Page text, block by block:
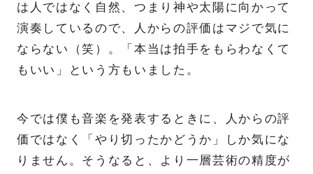
は人ではなく自然、つまり神や太陽に向かって
演奏しているので、人からの評価はマジで気に
ならない（笑）。「本当は拍手をもらわなくて
もいい」という方もいました。
今では僕も音楽を発表するときに、人からの評
価ではなく「やり切ったかどうか」しか気にな
りません。そうなると、より一層芸術の精度が